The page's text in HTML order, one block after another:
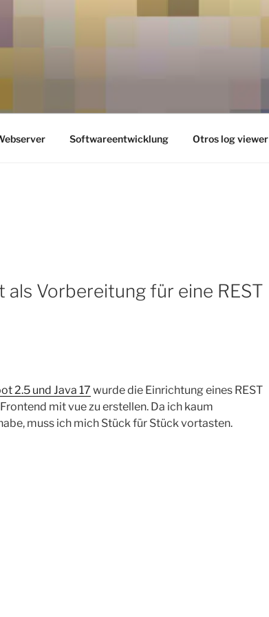
Softwareentwicklung Otros log viewer
als Vorbereitung für eine REST
2.5 und Java 17 wurde die Einrichtung eines REST
mit vue zu erstellen. Da ich kaum
muss ich mich Stück für Stück vortasten.